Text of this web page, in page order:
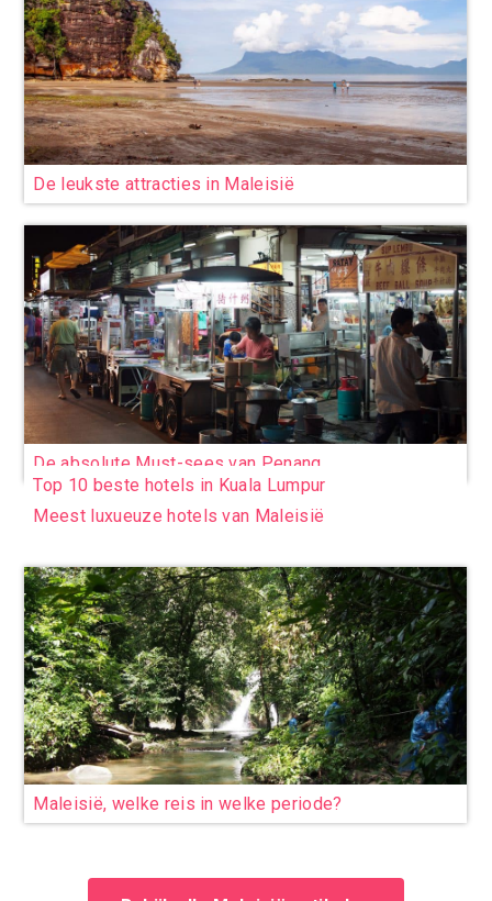
De leukste attracties in Maleisië
De absolute Must-sees van Penang
Top 10 beste hotels in Kuala Lumpur
Meest luxueuze hotels van Maleisië
Maleisië, welke reis in welke periode?